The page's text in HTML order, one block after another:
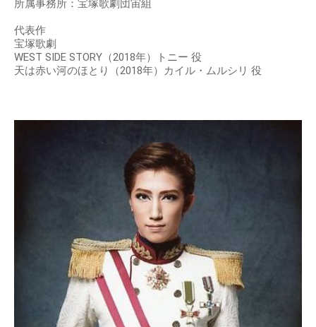
所属事務所：宝塚歌劇団宙組
代表作
宝塚歌劇
WEST SIDE STORY（2018年）トニー 役
天は赤い河のほとり（2018年）カイル・ムルシリ 役